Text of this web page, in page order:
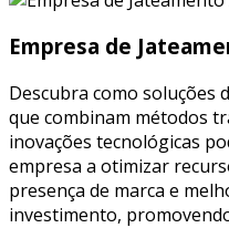
Empresa de
Descubra como soluções
que combinam métodos
inovações tecnológicas
empresa a otimizar
presença de marca e
investimento,